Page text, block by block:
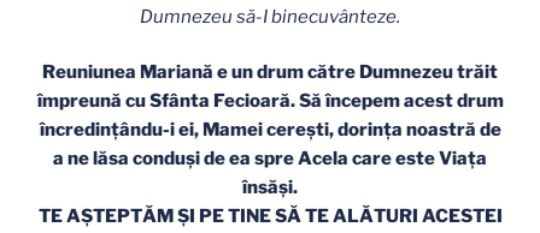
Dumnezeu să-I binecuvânteze.
Reuniunea Mariană e un drum către Dumnezeu trăit
împreună cu Sfânta Fecioară. Să începem acest drum
încredinţându-i ei, Mamei cereşti, dorinţa noastră de
a ne lăsa conduşi de ea spre Acela care este Viaţa
însăşi.
TE AŞTEPTĂM ŞI PE TINE SĂ TE ALĂTURI ACESTEI